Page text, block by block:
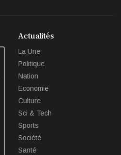
Actualités
La Une
Politique
Nation
Economie
Culture
Sci & Tech
Sports
Société
Santé